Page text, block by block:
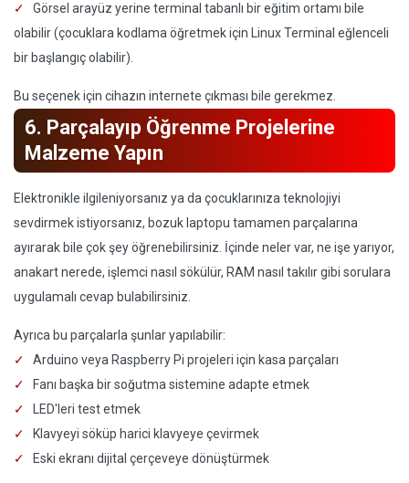
Görsel arayüz yerine terminal tabanlı bir eğitim ortamı bile
olabilir (çocuklara kodlama öğretmek için Linux Terminal eğlenceli
bir başlangıç olabilir).
Bu seçenek için cihazın internete çıkması bile gerekmez.
6. Parçalayıp Öğrenme Projelerine
Malzeme Yapın
Elektronikle ilgileniyorsanız ya da çocuklarınıza teknolojiyi
sevdirmek istiyorsanız, bozuk laptopu tamamen parçalarına
ayırarak bile çok şey öğrenebilirsiniz. İçinde neler var, ne işe yarıyor,
anakart nerede, işlemci nasıl sökülür, RAM nasıl takılır gibi sorulara
uygulamalı cevap bulabilirsiniz.
Ayrıca bu parçalarla şunlar yapılabilir:
Arduino veya Raspberry Pi projeleri için kasa parçaları
Fanı başka bir soğutma sistemine adapte etmek
LED'leri test etmek
Klavyeyi söküp harici klavyeye çevirmek
Eski ekranı dijital çerçeveye dönüştürmek